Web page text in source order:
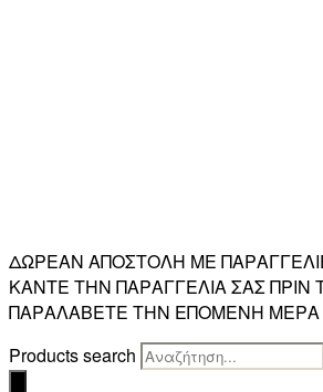
ΔΩΡΕΑΝ ΑΠΟΣΤΟΛΗ ΜΕ
ΚΑΝΤΕ ΤΗΝ ΠΑΡΑΓΓΕΛΙΑ ΣΑΣ ΠΡΙΝ
ΠΑΡΑΛΑΒΕΤΕ ΤΗΝ ΕΠΟΜΕΝΗ ΜΕΡΑ
Products search